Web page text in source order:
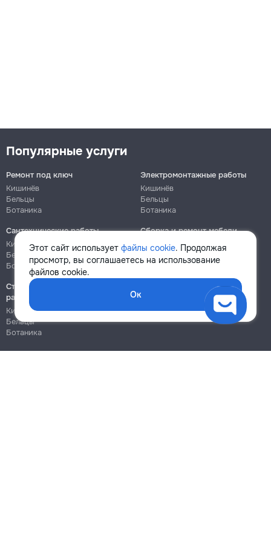
Этот сайт использует файлы cookie. Продолжая
просмотр, вы соглашаетесь на использование
файлов cookie.
Ок
Популярные услуги
Ремонт под ключ
Кишинёв
Бельцы
Ботаника
Электромонтажные работы
Кишинёв
Бельцы
Ботаника
Сантехнические работы
Кишинёв
Бельцы
Ботаника
Сборка и ремонт мебели
Кишинёв
Ботаника
Строительно-монтажные
работы
Кишинёв
Бельцы
Ботаника